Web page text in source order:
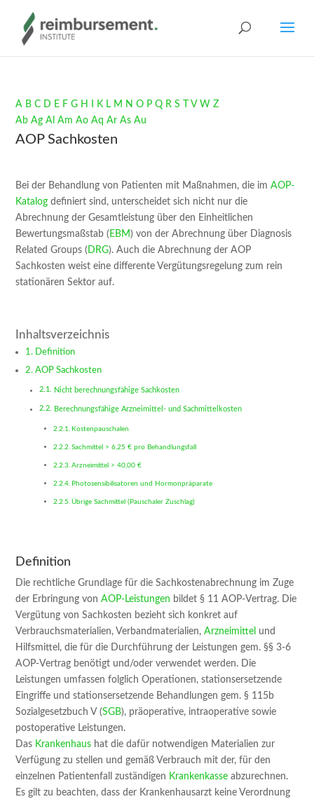
A B C D E F G H K L M N O P Q R S V W Z
Ab Ag Al Am Ao Aq Ar As Au
AOP Sachkosten
Bei der Behandlung von Patienten mit Maßnahmen, die imAOP-
Katalog definiert sind, unterscheidet sich nicht nur die
Abrechnung der Gesamtleistung über den Einheitlichen
Bewertungsmaßstab ( EBM ) von der Abrechnung über Diagnosis
Related Groups ( DRG). Auch die Abrechnung der AOP
Sachkosten weist eine differente Vergütungsregelung zum rein
stationären Sektor auf.
Inhaltsverzeichnis
Definition
AOP Sachkosten
Nicht berechnungsfähige Sachkosten
Berechnungsfähige Arzneimittel- und Sachmittelkosten
Kostenpauschalen
Sachmittel > 6,25 € pro Behandlungsfall
Arzneimittel > 40,00 €
Photosensibilisatoren und Hormonpräparate
Übrige Sachmittel (Pauschaler Zuschlag)
Definition
Die rechtliche Grundlage für die Sachkostenabrechnung im Zuge
der Erbringung vonAOP-Leistungen bildet § 11 AOP-Vertrag. Die
Vergütung von Sachkosten bezieht sich konkret auf
Verbrauchsmaterialien, Verbandmaterialien,Arzneimittel und
Hilfsmittel, die für die Durchführung der Leistungen gem. §§ 3-6
AOP-Vertrag benötigt und/oder verwendet werden. Die
Leistungen umfassen folglich Operationen, stationsersetzende
Eingriffe und stationsersetzende Behandlungen gem. § 115b
Sozialgesetzbuch V (SGB), präoperative, intraoperative sowie
postoperative Leistungen.
Das Krankenhaus hat die dafür notwendigen Materialien zur
Verfügung zu stellen und gemäß Verbrauch mit der, für den
einzelnen Patientenfall zuständigen Krankenkasse abzurechnen.
Es gilt zu beachten, dass der Krankenhausarzt keine Verordnung